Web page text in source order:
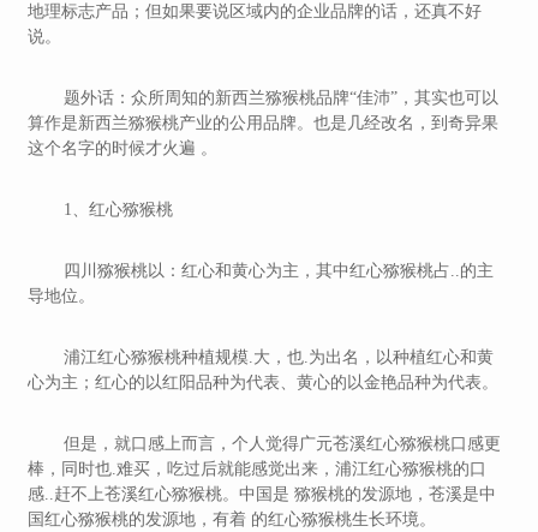
地理标志产品；但如果要说区域内的企业品牌的话，还真不好
说。
题外话：众所周知的新西兰猕猴桃品牌“佳沛”，其实也可以
算作是新西兰猕猴桃产业的公用品牌。也是几经改名，到奇异果
这个名字的时候才火遍 。
1、红心猕猴桃
四川猕猴桃以：红心和黄心为主，其中红心猕猴桃占..的主
导地位。
浦江红心猕猴桃种植规模.大，也.为出名，以种植红心和黄
心为主；红心的以红阳品种为代表、黄心的以金艳品种为代表。
但是，就口感上而言，个人觉得广元苍溪红心猕猴桃口感更
棒，同时也.难买，吃过后就能感觉出来，浦江红心猕猴桃的口
感..赶不上苍溪红心猕猴桃。中国是 猕猴桃的发源地，苍溪是中
国红心猕猴桃的发源地，有着 的红心猕猴桃生长环境。